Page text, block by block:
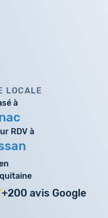
LOCALE
à
RDV à
+200 avis Google